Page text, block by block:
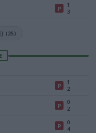
P
1
3
(25)
P
1
2
P
0
2
P
0
4